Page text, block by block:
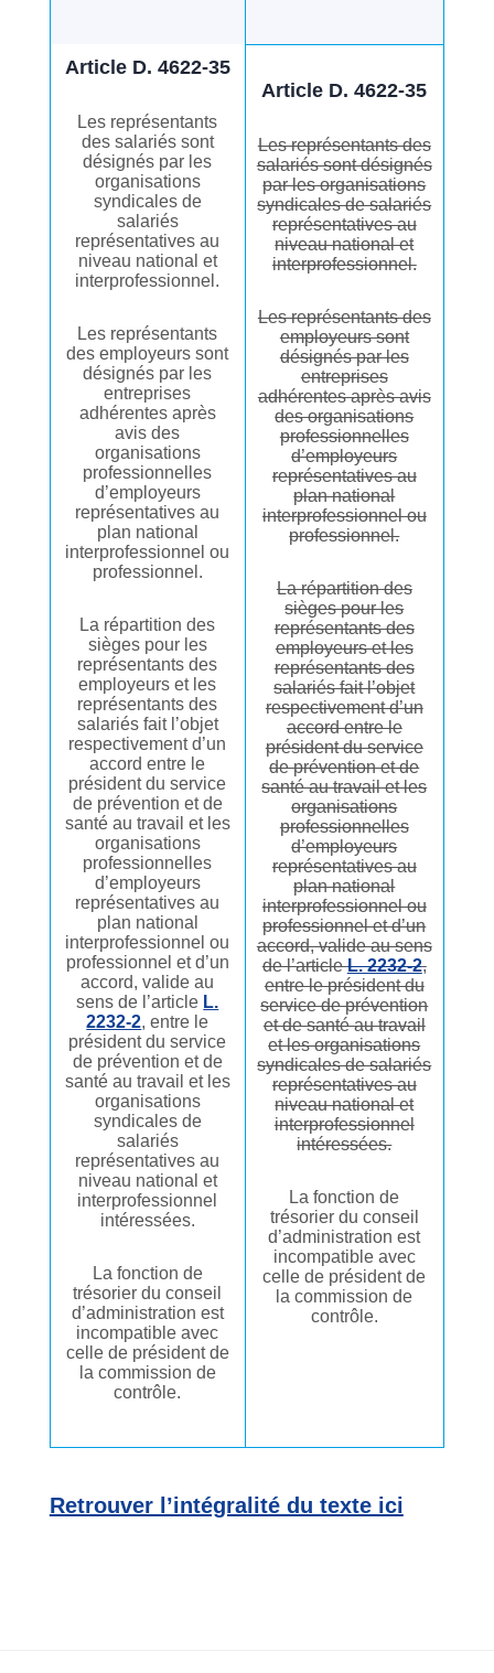
Article D. 4622-35
Les représentants
des salariés sont
désignés par les
organisations
syndicales de
salariés
représentatives au
niveau national et
interprofessionnel.
Les représentants
des employeurs sont
désignés par les
entreprises
adhérentes après
avis des
organisations
professionnelles
d’employeurs
représentatives au
plan national
interprofessionnel ou
professionnel.
La répartition des
sièges pour les
représentants des
employeurs et les
représentants des
salariés fait l’objet
respectivement d’un
accord entre le
président du service
de prévention et de
santé au travail et les
organisations
professionnelles
d’employeurs
représentatives au
plan national
interprofessionnel ou
professionnel et d’un
accord, valide au
sens de l’article L.
2232-2, entre le
président du service
de prévention et de
santé au travail et les
organisations
syndicales de
salariés
représentatives au
niveau national et
interprofessionnel
intéressées.
La fonction de
trésorier du conseil
d’administration est
incompatible avec
celle de président de
la commission de
contrôle.
Article D. 4622-35
Les représentants des
salariés sont désignés
par les organisations
syndicales de salariés
représentatives au
niveau national et
interprofessionnel.
Les représentants des
employeurs sont
désignés par les
entreprises
adhérentes après avis
des organisations
professionnelles
d’employeurs
représentatives au
plan national
interprofessionnel ou
professionnel.
La répartition des
sièges pour les
représentants des
employeurs et les
représentants des
salariés fait l’objet
respectivement d’un
accord entre le
président du service
de prévention et de
santé au travail et les
organisations
professionnelles
d’employeurs
représentatives au
plan national
interprofessionnel ou
professionnel et d’un
accord, valide au sens
de l’articleL. 2232-2,
entre le président du
service de prévention
et de santé au travail
et les organisations
syndicales de salariés
représentatives au
niveau national et
interprofessionnel
intéressées.
La fonction de
trésorier du conseil
d’administration est
incompatible avec
celle de président de
la commission de
contrôle.
Retrouver l’intégralité du texte ici